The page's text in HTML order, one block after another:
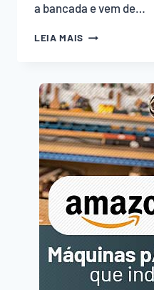
a bancada e vem de…
LEIA MAIS FAÇA
FERRAMENTAS
LINDÃO!